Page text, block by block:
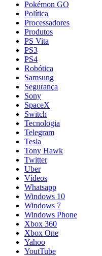
Pokémon GO
Política
Processadores
Produtos
PS Vita
PS3
PS4
Robótica
Samsung
Segurança
Sony
SpaceX
Switch
Tecnologia
Telegram
Tesla
Tony Hawk
Twitter
Uber
Vídeos
Whatsapp
Windows 10
Windows 7
Windows Phone
Xbox 360
Xbox One
Yahoo
YoutTube